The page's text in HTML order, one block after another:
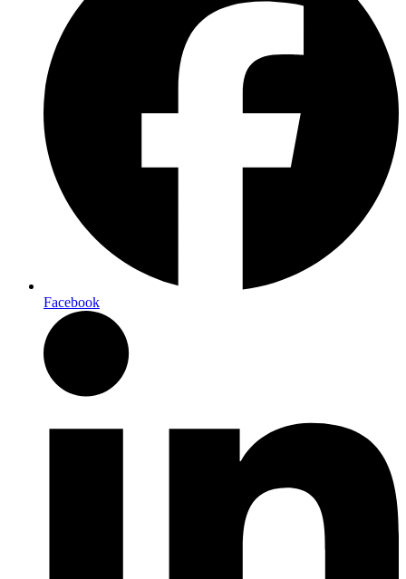
Facebook